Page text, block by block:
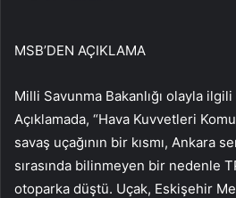
MSB’DEN AÇIKLAMA
Milli Savunma Bakanlığı olayla ilgili
Açıklamada, “Hava Kuvvetleri
savaş uçağının bir kısmı, Ankara
sırasında bilinmeyen bir nedenle
otoparka düştü. Uçak, Eskişehir